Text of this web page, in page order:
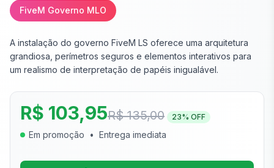
FiveM Governo MLO
A instalação do governo FiveM LS oferece uma arquitetura
grandiosa, perímetros seguros e elementos interativos para
um realismo de interpretação de papéis inigualável.
R$ 103,95R$ 135,00 23% OFF
Em promoção • Entrega imediata